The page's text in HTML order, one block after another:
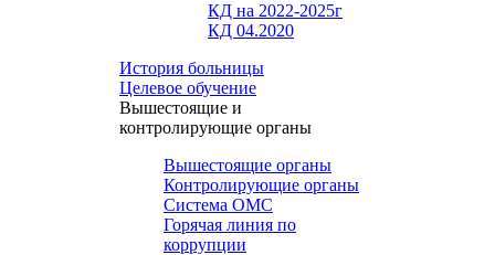
КД на 2022-2025г
КД 04.2020
История больницы
Целевое обучение
Вышестоящие и
контролирующие органы
Вышестоящие органы
Контролирующие органы
Система ОМС
Горячая линия по
коррупции